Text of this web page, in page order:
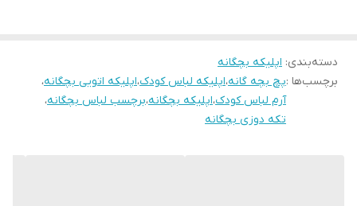
دسته‌بندی: اپلیکه بچگانه
برچسب‌ها :پچ بچه گانه،اپلیکه لباس کودک،اپلیکه اتویی بچگانه،
آرم لباس کودک،اپلیکه بچگانه،برچسب لباس بچگانه،
تکه دوزی بچگانه